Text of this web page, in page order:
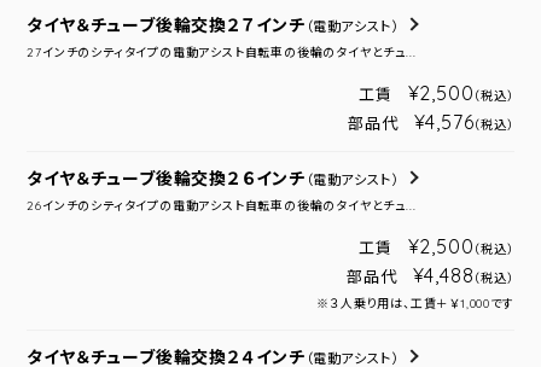
タイヤ＆チューブ後輪交換２７インチ （電動アシスト）
27インチのシティタイプの電動アシスト自転車の後輪のタイヤとチュ...
工賃 ¥2,500 （税込）
部品代 ¥4,576（税込）
タイヤ＆チューブ後輪交換２６インチ （電動アシスト）
26インチのシティタイプの電動アシスト自転車の後輪のタイヤとチュ...
工賃 ¥2,500 （税込）
部品代 ¥4,488 （税込）
※３人乗り用は、工賃＋￥1,000です
タイヤ＆チューブ後輪交換２４インチ （電動アシスト）